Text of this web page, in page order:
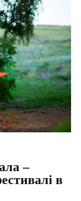
–
в